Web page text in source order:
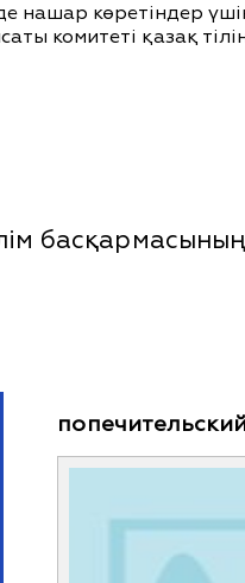
нашар көретіндер
комитеті қазақ
басқармасының